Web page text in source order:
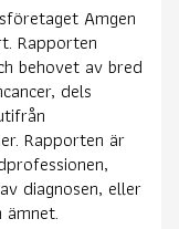
Amgen
Rapporten
behovet av bred
dels
Rapporten är
diagnosen, eller